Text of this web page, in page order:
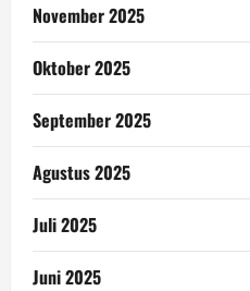
November 2025
Oktober 2025
September 2025
Agustus 2025
Juli 2025
Juni 2025